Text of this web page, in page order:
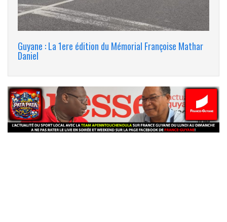
Guyane : La 1ere édition du Mémorial Françoise Mathar
Daniel
banniere_img